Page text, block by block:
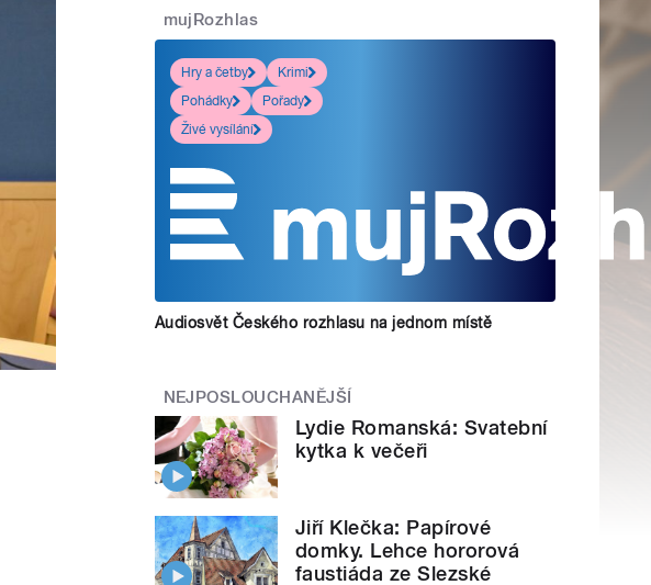
mujRozhlas
Hry a četby
Krimi
Pohádky
Pořady
Živé vysílání
Audiosvět Českého rozhlasu na jednom místě
NEJPOSLOUCHANĚJŠÍ
Lydie Romanská: Svatební
kytka k večeři
Jiří Klečka: Papírové
domky. Lehce hororová
faustiáda ze Slezské